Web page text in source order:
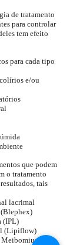
de tratamento
para controlar
tem efeito
para cada tipo
e/ou
que podem
o tratamento
tais
lacrimal
(IPL)
(Lipiflow)
Meibomius